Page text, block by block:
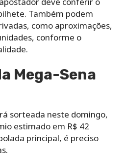
Também podem
como aproximações,
conforme o
Mega-Sena
sorteada neste domingo,
estimado em R$ 42
principal, é preciso